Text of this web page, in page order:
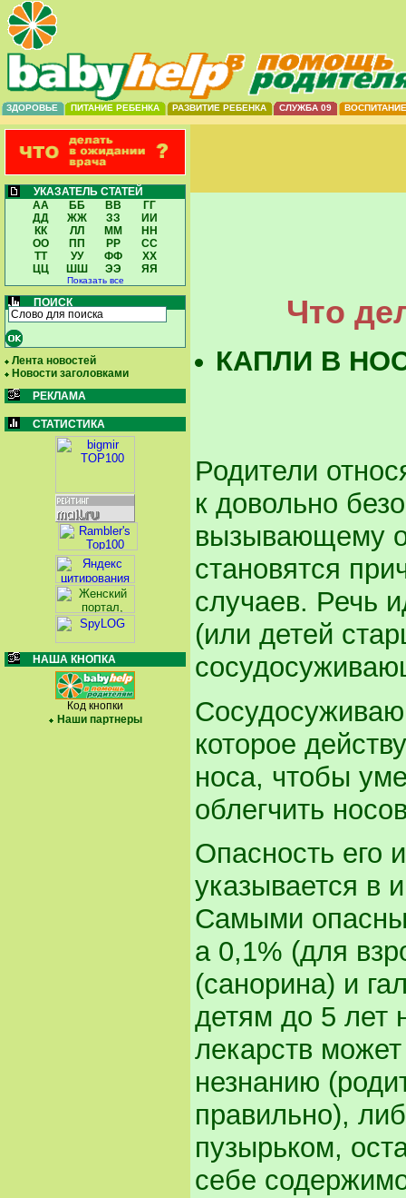
ЗДОРОВЬЕ ПИТАНИЕ РЕБЕНКА РАЗВИТИЕ РЕБЕНКА СЛУЖБА 09 ВОСПИТАНИЕ
УКАЗАТЕЛЬ СТАТЕЙ
АА
ББ ВВ
ГГ
ДД
ЖЖ ЗЗ
ИИ
КК
ЛЛ ММ
НН
ОО
ПП РР
СС
ТТ
УУ ФФ
ХХ
ЦЦ
ШШ ЭЭ ЯЯ
Показать все
ПОИСК
Лента новостей
Новости заголовками
РЕКЛАМА
СТАТИСТИКА
НАША КНОПКА
Код кнопки
Наши партнеры
Что
КАПЛИ В
Родители
к довольно
вызывающему
становятся
случаев. Речь
(или детей
которое
носа, чтобы
облегчить
Опасность его
указывается в
Самыми
а 0,1% (для
(санорина) и
детям до 5 лет
лекарств
незнанию
правильно),
пузырьком,
себе